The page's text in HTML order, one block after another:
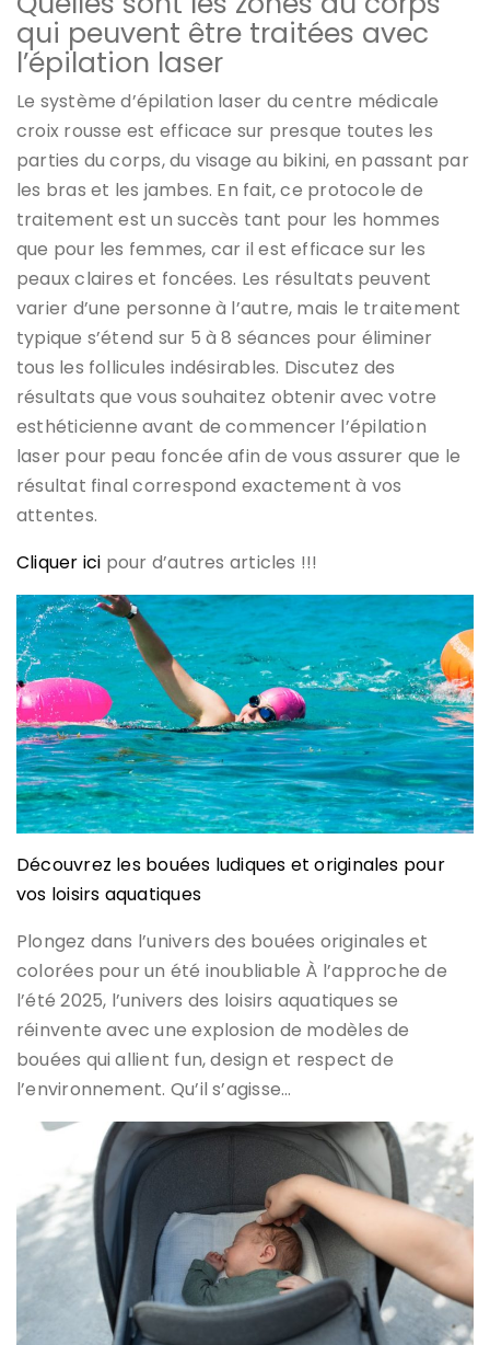
qui peuvent être traitées avec
l’épilation laser
Le système d’épilation laser du centre médicale
croix rousse est efficace sur presque toutes les
parties du corps, du visage au bikini, en passant par
les bras et les jambes. En fait, ce protocole de
traitement est un succès tant pour les hommes
que pour les femmes, car il est efficace sur les
peaux claires et foncées. Les résultats peuvent
varier d’une personne à l’autre, mais le traitement
typique s’étend sur 5 à 8 séances pour éliminer
tous les follicules indésirables. Discutez des
résultats que vous souhaitez obtenir avec votre
esthéticienne avant de commencer l’épilation
laser pour peau foncée afin de vous assurer que le
résultat final correspond exactement à vos
attentes.
Cliquer ici pour d’autres articles !!!
Découvrez les bouées ludiques et originales pour
vos loisirs aquatiques
Plongez dans l’univers des bouées originales et
colorées pour un été inoubliable À l’approche de
l’été 2025, l’univers des loisirs aquatiques se
réinvente avec une explosion de modèles de
bouées qui allient fun, design et respect de
l’environnement. Qu’il s’agisse…